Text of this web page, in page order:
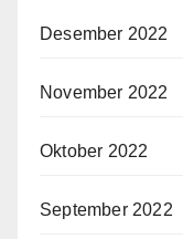
Desember 2022
November 2022
Oktober 2022
September 2022